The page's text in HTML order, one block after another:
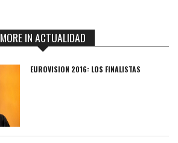
MORE IN ACTUALIDAD
EUROVISION 2016: LOS FINALISTAS